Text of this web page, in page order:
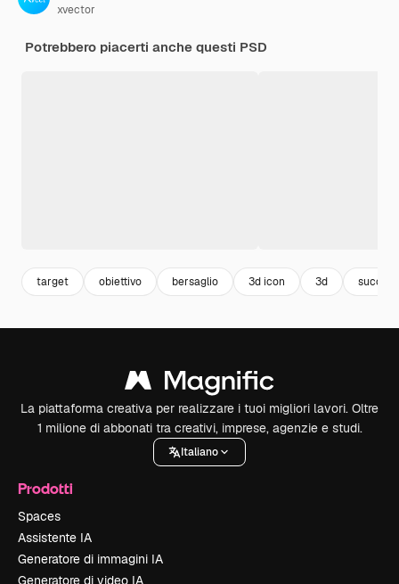
xvector
Potrebbero piacerti anche questi PSD
target obiettivo bersaglio 3d icon 3d
La piattaforma creativa per realizzare i tuoi migliori lavori. Oltre
1 milione di abbonati tra creativi, imprese, agenzie e studi.
Italiano
Prodotti
Spaces
Assistente IA
Generatore di immagini IA
Generatore di video IA